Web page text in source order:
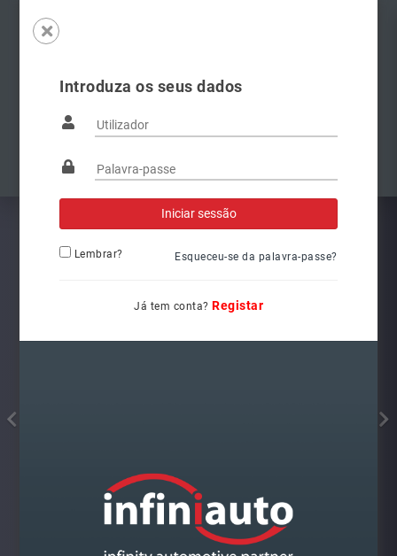
Introduza os seus dados
Lembrar? Esqueceu-se da palavra-passe?
Já tem conta? Registar
Famílias
Visualizar